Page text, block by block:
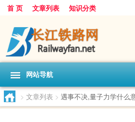
首 页 文章列表 知识分类
网站导航
> 文章列表 > 遇事不决,量子力学什么